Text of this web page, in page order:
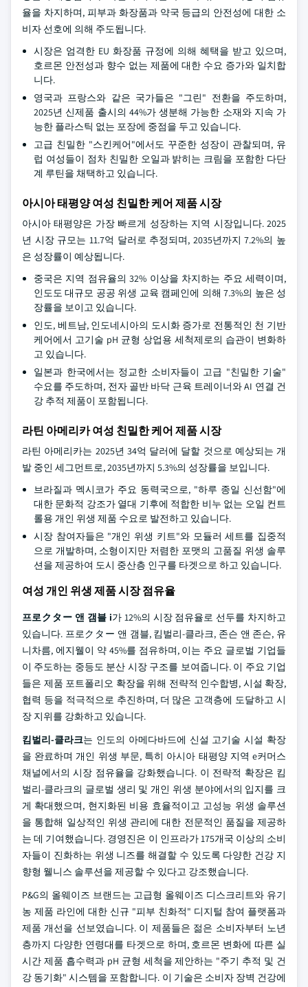
율을 차지하며, 피부과 화장품과 약국 등급의 안전성에 대한 소
비자 선호에 의해 주도됩니다.
시장은 엄격한 EU 화장품 규정에 의해 혜택을 받고 있으며,
호르몬 안전성과 향수 없는 제품에 대한 수요 증가와 일치합
니다.
영국과 프랑스와 같은 국가들은 "그린" 전환을 주도하며,
2025년 신제품 출시의 44%가 생분해 가능한 소재와 지속 가
능한 플라스틱 없는 포장에 중점을 두고 있습니다.
고급 친밀한 "스킨케어"에서도 꾸준한 성장이 관찰되며, 유
럽 여성들이 점차 친밀한 오일과 밝히는 크림을 포함한 다단
계 루틴을 채택하고 있습니다.
아시아 태평양 여성 친밀한 케어 제품 시장
아시아 태평양은 가장 빠르게 성장하는 지역 시장입니다. 2025
년 시장 규모는 11.7억 달러로 추정되며, 2035년까지 7.2%의 높
은 성장률이 예상됩니다.
중국은 지역 점유율의 32% 이상을 차지하는 주요 세력이며,
인도도 대규모 공공 위생 교육 캠페인에 의해 7.3%의 높은 성
장률을 보이고 있습니다.
인도, 베트남, 인도네시아의 도시화 증가로 전통적인 천 기반
케어에서 고기술 pH 균형 상업용 세척제로의 습관이 변화하
고 있습니다.
일본과 한국에서는 정교한 소비자들이 고급 "친밀한 기술"
수요를 주도하며, 전자 골반 바닥 근육 트레이너와 AI 연결 건
강 추적 제품이 포함됩니다.
라틴 아메리카 여성 친밀한 케어 제품 시장
라틴 아메리카는 2025년 34억 달러에 달할 것으로 예상되는 개
발 중인 세그먼트로, 2035년까지 5.3%의 성장률을 보입니다.
브라질과 멕시코가 주요 동력국으로, "하루 종일 신선함"에
대한 문화적 강조가 열대 기후에 적합한 비누 없는 오일 컨트
롤용 개인 위생 제품 수요로 발전하고 있습니다.
시장 참여자들은 "개인 위생 키트"와 모듈러 세트를 집중적
으로 개발하며, 소형이지만 저렴한 포맷의 고품질 위생 솔루
션을 제공하여 도시 중산층 인구를 타겟으로 하고 있습니다.
여성 개인 위생 제품 시장 점유율
프로クター 앤 갬블 i가 12%의 시장 점유율로 선두를 차지하고
있습니다. 프로クター 앤 갬블, 킴벌리-클라크, 존슨 앤 존슨, 유
니차름, 에지웰이 약 45%를 점유하며, 이는 주요 글로벌 기업들
이 주도하는 중등도 분산 시장 구조를 보여줍니다. 이 주요 기업
들은 제품 포트폴리오 확장을 위해 전략적 인수합병, 시설 확장,
협력 등을 적극적으로 추진하며, 더 많은 고객층에 도달하고 시
장 지위를 강화하고 있습니다.
킴벌리-클라크는 인도의 아메다바드에 신설 고기술 시설 확장
을 완료하며 개인 위생 부문, 특히 아시아 태평양 지역 e커머스
채널에서의 시장 점유율을 강화했습니다. 이 전략적 확장은 킴
벌리-클라크의 글로벌 생리 및 개인 위생 분야에서의 입지를 크
게 확대했으며, 현지화된 비용 효율적이고 고성능 위생 솔루션
을 통합해 일상적인 위생 관리에 대한 전문적인 품질을 제공하
는 데 기여했습니다. 경영진은 이 인프라가 175개국 이상의 소비
자들이 진화하는 위생 니즈를 해결할 수 있도록 다양한 건강 지
향형 웰니스 솔루션을 제공할 수 있다고 강조했습니다.
P&G의 올웨이즈 브랜드는 고급형 올웨이즈 디스크리트와 유기
농 제품 라인에 대한 신규 "피부 친화적" 디지털 참여 플랫폼과
제품 개선을 선보였습니다. 이 제품들은 젊은 소비자부터 노년
층까지 다양한 연령대를 타겟으로 하며, 호르몬 변화에 따른 실
시간 제품 흡수력과 pH 균형 세척을 제안하는 "주기 추적 및 건
강 동기화" 시스템을 포함합니다. 이 기술은 소비자 장벽 건강에